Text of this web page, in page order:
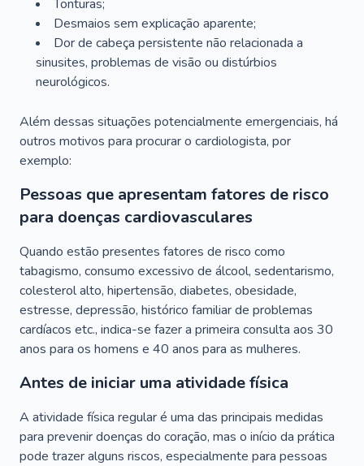
Tonturas;
Desmaios sem explicação aparente;
Dor de cabeça persistente não relacionada a
sinusites, problemas de visão ou distúrbios
neurológicos.
Além dessas situações potencialmente emergenciais, há
outros motivos para procurar o cardiologista, por
exemplo:
Pessoas que apresentam fatores de risco
para doenças cardiovasculares
Quando estão presentes fatores de risco como
tabagismo, consumo excessivo de álcool, sedentarismo,
colesterol alto, hipertensão, diabetes, obesidade,
estresse, depressão, histórico familiar de problemas
cardíacos etc., indica-se fazer a primeira consulta aos 30
anos para os homens e 40 anos para as mulheres.
Antes de iniciar uma atividade física
A atividade física regular é uma das principais medidas
para prevenir doenças do coração, mas o início da prática
pode trazer alguns riscos, especialmente para pessoas